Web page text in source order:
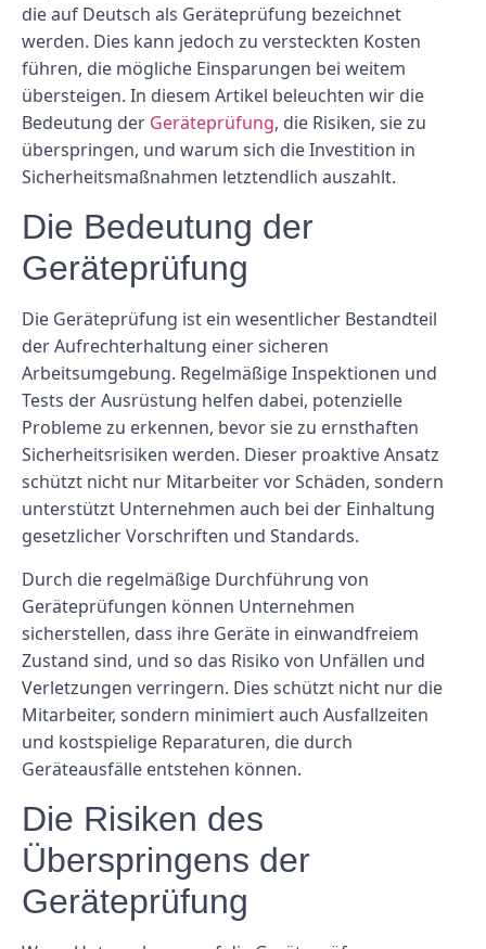
die auf Deutsch als Geräteprüfung bezeichnet
werden. Dies kann jedoch zu versteckten Kosten
führen, die mögliche Einsparungen bei weitem
übersteigen. In diesem Artikel beleuchten wir die
Bedeutung der Geräteprüfung, die Risiken, sie zu
überspringen, und warum sich die Investition in
Sicherheitsmaßnahmen letztendlich auszahlt.
Die Bedeutung der
Geräteprüfung
Die Geräteprüfung ist ein wesentlicher Bestandteil
der Aufrechterhaltung einer sicheren
Arbeitsumgebung. Regelmäßige Inspektionen und
Tests der Ausrüstung helfen dabei, potenzielle
Probleme zu erkennen, bevor sie zu ernsthaften
Sicherheitsrisiken werden. Dieser proaktive Ansatz
schützt nicht nur Mitarbeiter vor Schäden, sondern
unterstützt Unternehmen auch bei der Einhaltung
gesetzlicher Vorschriften und Standards.
Durch die regelmäßige Durchführung von
Geräteprüfungen können Unternehmen
sicherstellen, dass ihre Geräte in einwandfreiem
Zustand sind, und so das Risiko von Unfällen und
Verletzungen verringern. Dies schützt nicht nur die
Mitarbeiter, sondern minimiert auch Ausfallzeiten
und kostspielige Reparaturen, die durch
Geräteausfälle entstehen können.
Die Risiken des
Überspringens der
Geräteprüfung